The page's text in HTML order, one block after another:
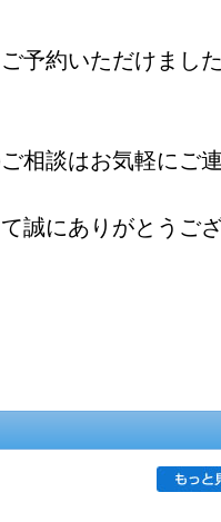
予約いただけまし
相談はお気軽にご
誠にありがとうご